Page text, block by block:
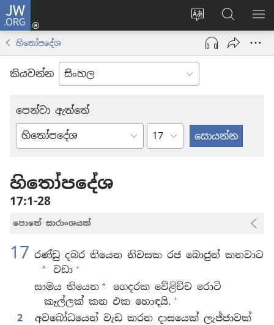
JW.ORG
Change
site
language
ලොගින්
(opens
window)
JW.ORG
වෙබ්
අඩවියෙන්
හිතෝපදේශ
කියවන්න
පෙන්වා ඇත්තේ
බයිබලයේ
පරිච්ඡේදය
හිතෝපදේශ
17:1-28
පොතේ සාරාංශයක්
17 රණ්ඩු දබර තියෙන නිවසක රජ බොජුන් කනවාට
* වඩා +
සාමය තියෙන * ගෙදරක වේළිච්ච රොටි
කෑල්ලක් කන එක හොඳයි. +
2
අවබෝධයෙන් වැඩ කරන දාසයෙක් ලැජ්ජාවක්